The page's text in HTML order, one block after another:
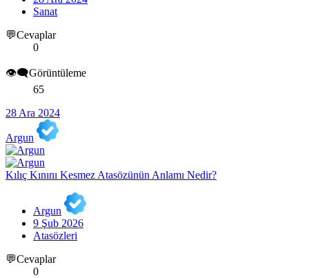
Sanat
💬Cevaplar
0
👁️‍🗨️Görüntüleme
65
28 Ara 2024
Argun
Kılıç Kınını Kesmez Atasözünün Anlamı Nedir?
Argun
9 Şub 2026
Atasözleri
💬Cevaplar
0